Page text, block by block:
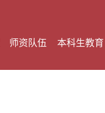
师资队伍 本科生教育